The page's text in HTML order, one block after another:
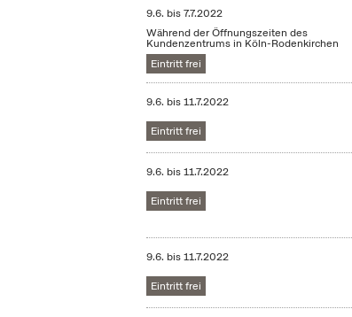
9.6. bis7.7.2022
Während der Öffnungszeiten des
Kundenzentrums in Köln-Rodenkirchen
Eintritt frei
9.6. bis11.7.2022
Eintritt frei
9.6. bis11.7.2022
Eintritt frei
9.6. bis11.7.2022
Eintritt frei